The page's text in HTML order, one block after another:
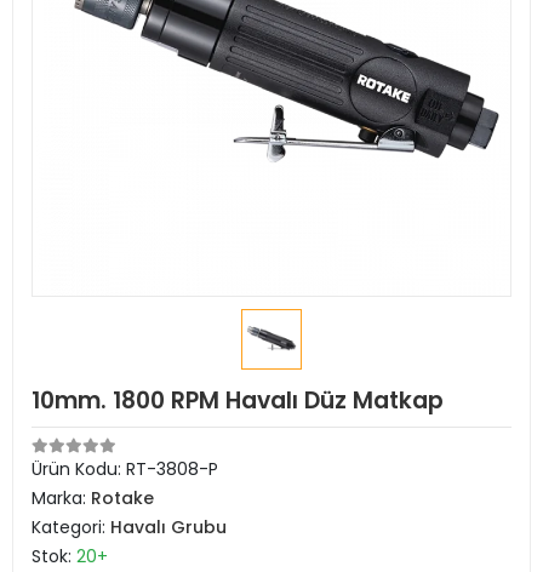
10mm. 1800 RPM Havalı Düz Matkap
Ürün Kodu: RT-3808-P
Marka: Rotake
Kategori: Havalı Grubu
Stok: 20+